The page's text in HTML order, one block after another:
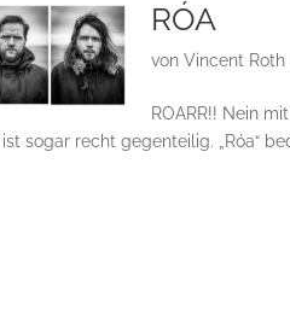
RÓA
vonVincent Roth
ROARR!! Nein
sogar recht gegenteilig. „Róa“